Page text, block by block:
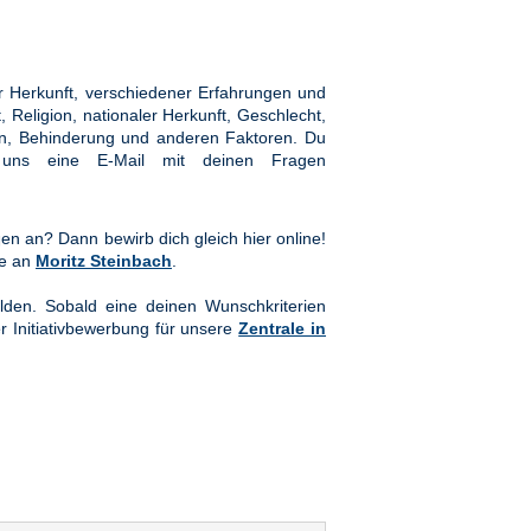
verschiedener Erfahrungen und
nationaler Herkunft, Geschlecht,
Behinderung und anderen Faktoren. Du
eine E-Mail mit deinen Fragen
an? Dann bewirb dich gleich hier online!
an Moritz Steinbach
Sobald eine deinen Wunschkriterien
Initiativbewerbung für unsereZentrale in